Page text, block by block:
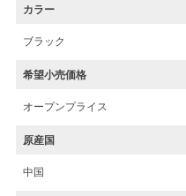
カラー
ブラック
希望小売価格
オープンプライス
原産国
中国